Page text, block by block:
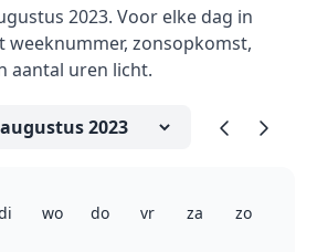
2023. Voor elke dag in
weeknummer, zonsopkomst,
aantal uren licht.
wo do vr za zo